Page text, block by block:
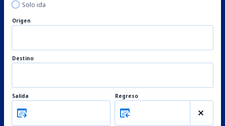
Solo ida
Origen
Destino
Salida Regreso